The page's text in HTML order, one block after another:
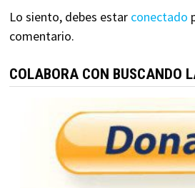
Lo siento, debes estar conectado
comentario.
COLABORA CON BUSCANDO